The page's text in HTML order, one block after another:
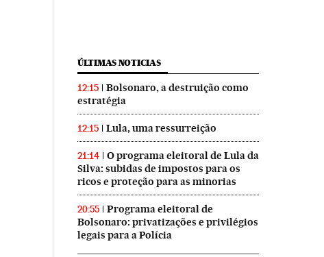
ÚLTIMAS NOTICIAS
12:15
Bolsonaro, a destruição como
estratégia
12:15 Lula, uma ressurreição
21:14
O programa eleitoral de Lula da
Silva: subidas de impostos para os
ricos e proteção para as minorias
20:55
Programa eleitoral de
Bolsonaro: privatizações e privilégios
legais para a Polícia